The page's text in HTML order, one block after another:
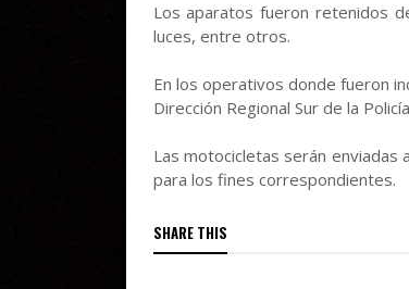
Los aparatos fueron retenidos
luces, entre otros.
En los operativos donde fueron
Dirección Regional Sur de la
Las motocicletas serán
para los fines correspondientes.
SHARE THIS